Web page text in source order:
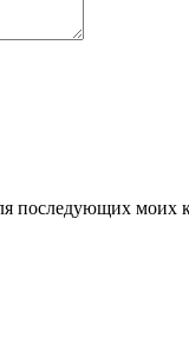
последующих моих